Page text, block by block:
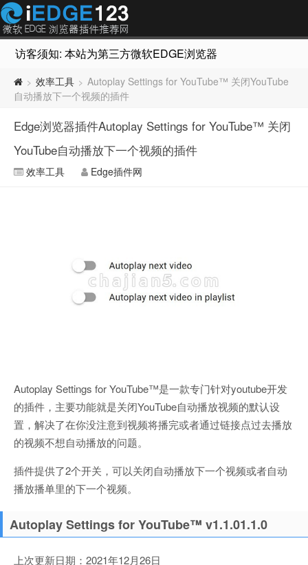
访客须知: 本站为第三方微软EDGE浏览器插件推荐网站，
> 效率工具 > Autoplay Settings for YouTube™ 关闭YouTube
自动播放下一个视频的插件
Edge浏览器插件Autoplay Settings for YouTube™ 关闭
YouTube自动播放下一个视频的插件
效率工具 Edge插件网
Autoplay Settings for YouTube™是一款专门针对youtube开发
的插件，主要功能就是关闭YouTube自动播放视频的默认设
置，解决了在你没注意到视频将播完或者通过链接点过去播放
的视频不想自动播放的问题。
插件提供了2个开关，可以关闭自动播放下一个视频或者自动
播放播单里的下一个视频。
Autoplay Settings for YouTube™ v1.1.01.1.0
上次更新日期：2021年12月26日